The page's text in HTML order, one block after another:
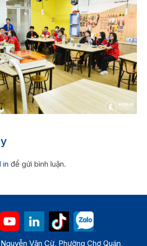
in để gửi bình luận.
Văn Cừ, Phường Chợ Quán,